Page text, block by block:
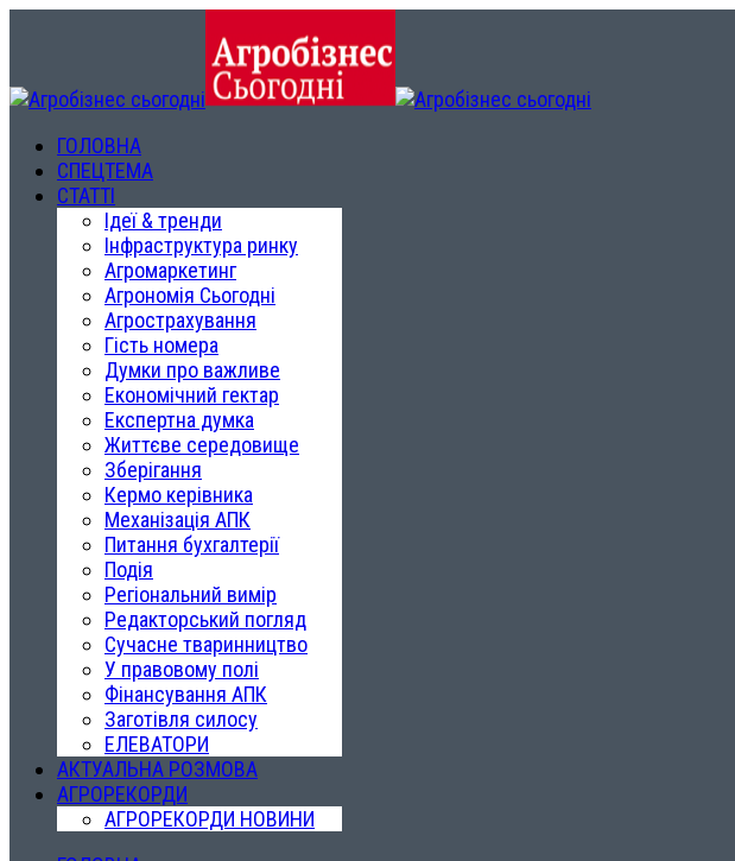
ГОЛОВНА
СПЕЦТЕМА
СТАТТІ
Ідеї & тренди
Інфраструктура ринку
Агромаркетинг
Агрономія Сьогодні
Агрострахування
Гість номера
Думки про важливе
Економічний гектар
Експертна думка
Життєве середовище
Зберігання
Кермо керівника
Механізація АПК
Питання бухгалтерії
Подія
Регіональний вимір
Редакторський погляд
Сучасне тваринництво
У правовому полі
Фінансування АПК
Заготівля силосу
ЕЛЕВАТОРИ
АКТУАЛЬНА РОЗМОВА
АГРОРЕКОРДИ
АГРОРЕКОРДИ НОВИНИ